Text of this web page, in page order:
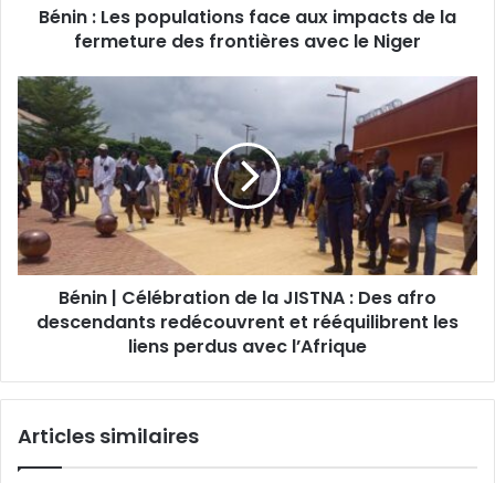
Bénin : Les populations face aux impacts de la
fermeture des frontières avec le Niger
Bénin | Célébration de la JISTNA : Des afro
descendants redécouvrent et rééquilibrent les
liens perdus avec l’Afrique
Articles similaires